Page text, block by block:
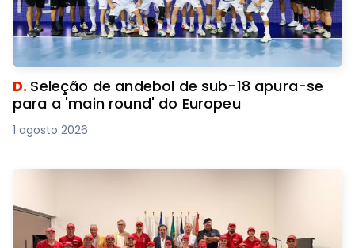
D. Seleção de andebol de sub-18 apura-se
para a 'main round' do Europeu
1 agosto 2026